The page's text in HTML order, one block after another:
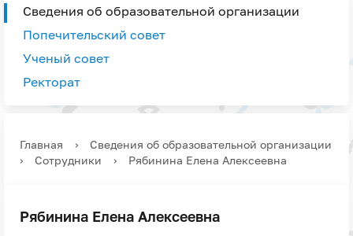
Сведения об образовательной организации
Попечительский совет
Ученый совет
Ректорат
Главная ›
Сведения об образовательной организации
›
Сотрудники › Рябинина Елена Алексеевна
Рябинина Елена Алексеевна